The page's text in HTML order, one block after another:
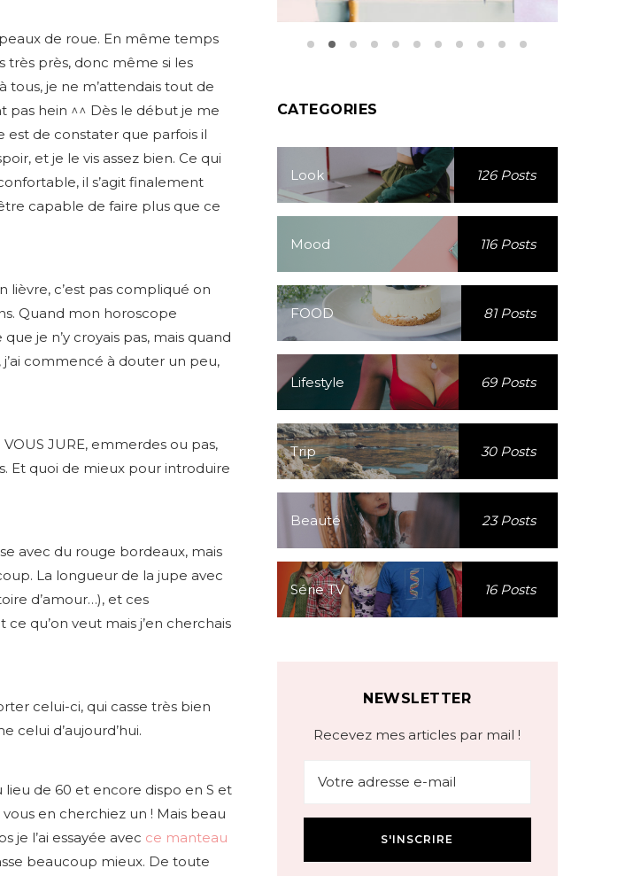
de roue. En même temps
très près, donc même si les
je ne m’attendais tout de
pas hein ^^ Dès le début je me
est de constater que parfois il
et je le vis assez bien. Ce qui
il s’agit finalement
capable de faire plus que ce
lièvre, c’est pas compliqué on
Quand mon horoscope
je n’y croyais pas, mais quand
commencé à douter un peu,
JURE, emmerdes ou pas,
Et quoi de mieux pour introduire
avec du rouge bordeaux, mais
La longueur de la jupe avec
d’amour…), et ces
ce qu’on veut mais j’en cherchais
celui-ci, qui casse très bien
celui d’aujourd’hui.
lieu de 60 et encore dispo en S et
en cherchiez un ! Mais beau
je l’ai essayée avec ce manteau
beaucoup mieux. De toute
CATEGORIES
Look 126 Posts
Mood 116 Posts
FOOD 81 Posts
Lifestyle 69 Posts
Trip 30 Posts
Beauté 23 Posts
Série TV 16 Posts
NEWSLETTER
Recevez mes articles par mail !